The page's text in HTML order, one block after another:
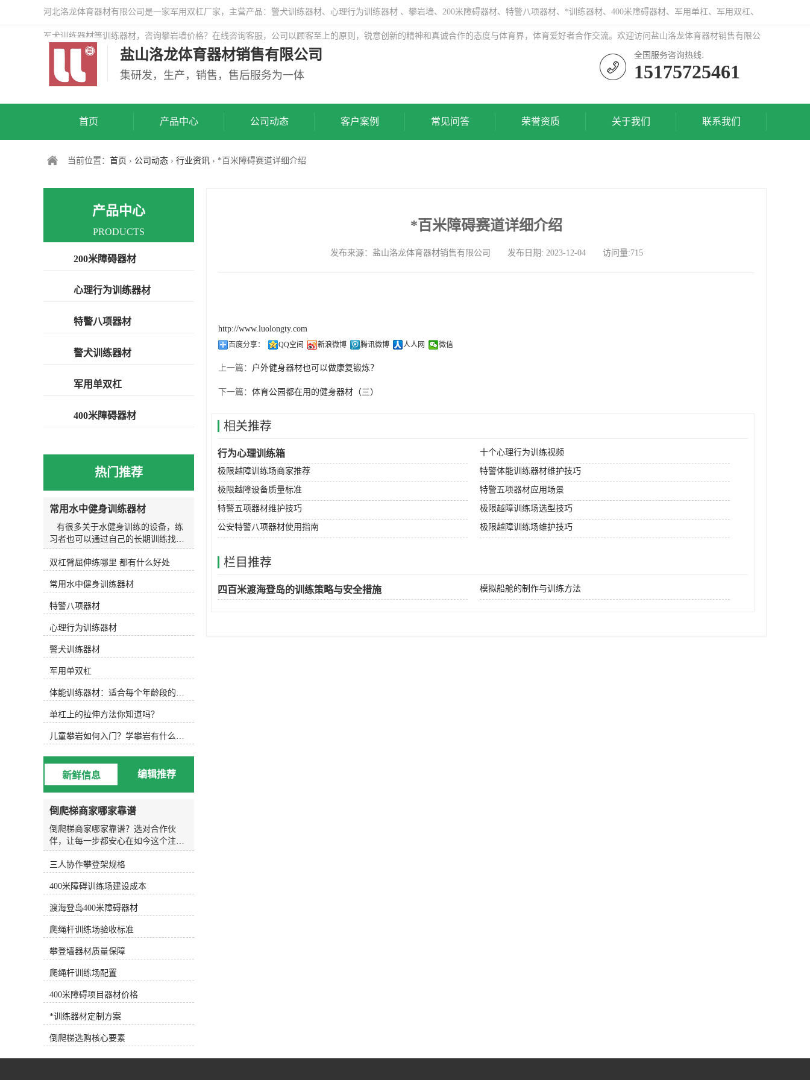
河北洛龙体育器材有限公司是一家军用双杠厂家，主营产品：警犬训练器材、心理行为训练器材 、攀岩墙、200米障碍器材、特警八项器材、*训练器材、400米障碍器材、军用单杠、军用双杠、
军犬训练器材等训练器材，咨询攀岩墙价格？在线咨询客服，公司以顾客至上的原则，锐意创新的精神和真诚合作的态度与体育界，体育爱好者合作交流。欢迎访问盐山洛龙体育器材销售有限公
盐山洛龙体育器材销售有限公司
集研发，生产，销售，售后服务为一体
全国服务咨询热线:
15175725461
首页 产品中心 公司动态 客户案例 常见问答 荣誉资质 关于我们 联系我们
当前位置： 首页 › 公司动态 › 行业资讯 › *百米障碍赛道详细介绍
*百米障碍赛道详细介绍
发布来源：盐山洛龙体育器材销售有限公司 发布日期: 2023-12-04 访问量:715
http://www.luolongty.com
百度分享： QQ空间 新浪微博 腾讯微博 人人网 微信
上一篇： 户外健身器材也可以做康复锻炼？
下一篇： 体育公园都在用的健身器材（三）
相关推荐
行为心理训练箱 十个心理行为训练视频
极限越障训练场商家推荐 特警体能训练器材维护技巧
极限越障设备质量标准 特警五项器材应用场景
特警五项器材维护技巧 极限越障训练场选型技巧
公安特警八项器材使用指南 极限越障训练场维护技巧
栏目推荐
四百米渡海登岛的训练策略与安全措施 模拟船舱的制作与训练方法
产品中心
PRODUCTS
200米障碍器材
心理行为训练器材
特警八项器材
警犬训练器材
军用单双杠
400米障碍器材
热门推荐
常用水中健身训练器材
有很多关于水健身训练的设备，练
习者也可以通过自己的长期训练找到
和发明适合自己的水训练设备。今天
主要介绍以下设备，可根据实际水训
滑鞋 游泳池底部很滑，可以穿防滑
鞋，防止动作变形，稳定完成所需动
作。2.水阻手套水阻手套 徒手运动
后，可选择抗组设备，增加运动难
度，通过阻力手套增加划水面积，练
习水中手臂运动。3.水中健身棒水中
浮力健身棒 水中的健身棒不仅可以
为练习者提供浮力，还可以通过浮力
提供抗组训练，增加练习难度，非常
实用。此外，健身棒具有很强的可塑
性，可以增加练习兴趣，摆出各种创
意造型。4.水中健身哑铃浮力哑铃
类似于水中健身棒，水中健身哑铃也
能为练习者提供浮力和阻力，用哑铃
进行的水中搏击强度很大！5.阻力葵
花阻力葵花向日葵鞋套的阻力 向日
葵可以手持或穿在脚上，以增加水的
面积和水的阻力。6.打水板打水板
水板是游泳场较常见、较方便的设
备，随处可见，也可用作抗阻训练设
备。7.浮力腰带深水浮力腰带 将浮
力带系在腰部，可为人体提供巨大的
浮力，使练习者在水中轻松完成训练
练习者各自的健身目标需求，可以选
择和使用健身器材，事半功倍！
双杠臂屈伸练哪里 都有什么好处
常用水中健身训练器材
特警八项器材
心理行为训练器材
警犬训练器材
军用单双杠
体能训练器材：适合每个年龄段的训练
单杠上的拉伸方法你知道吗？
儿童攀岩如何入门？学攀岩有什么好处？带娃攀岩两年的全面经验分享
新鲜信息 编辑推荐
倒爬梯商家哪家靠谱
倒爬梯商家哪家靠谱？选对合作伙
伴，让每一步都安心在如今这个注重
健康与户外运动的时代，越来越多的
人开始寻求更专业、更安全的训练器
作为特定康复性锻炼的辅助工具，倒
爬梯（也常被称为反向爬梯或仰式爬
梯）凭借其独特的锻炼价值，逐渐走
进了大众视野。然而，面对市场上琳
琅满目的品牌和参差不齐的质量，如
何挑选一家靠谱的倒爬梯生产商家，
成了许多采购者和健身爱好者头疼的
问题。选择倒爬梯，不能只看“样子”
外观所迷惑，认为只要钢材够粗、焊
接够牢就行。但实际上，一台合格的
倒爬梯涉及人体工学设计、承重力学
计算、表面防滑处理以及长期使用的
耐候性等多个维度。劣质的倒爬梯不
仅无法提供良好的训练体验，更可能
三人协作攀登架规格
400米障碍训练场建设成本
渡海登岛400米障碍器材
爬绳杆训练场验收标准
攀登墙器材质量保障
爬绳杆训练场配置
400米障碍项目器材价格
*训练器材定制方案
倒爬梯选购核心要素